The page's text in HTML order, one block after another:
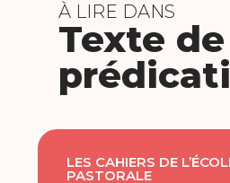
À LIRE DANS
Texte de
LES CAHIERS DE
PASTORALE